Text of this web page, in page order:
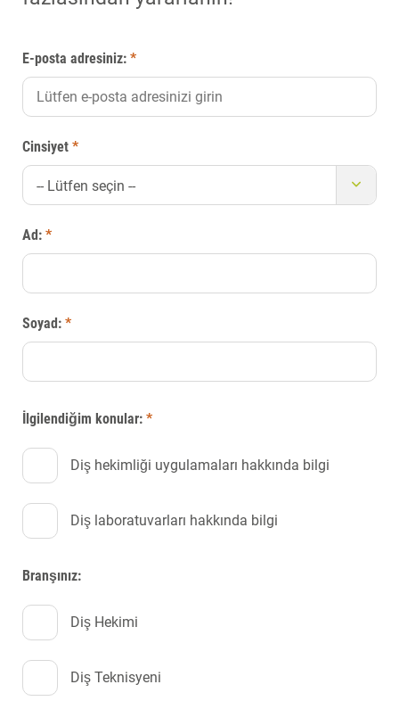
E-posta adresiniz: *
-- Lütfen seçin --
Cinsiyet *
Ad: *
Soyad: *
İlgilendiğim konular: *
Diş hekimliği uygulamaları hakkında bilgi
Diş laboratuvarları hakkında bilgi
Branşınız:
Diş Hekimi
Diş Teknisyeni